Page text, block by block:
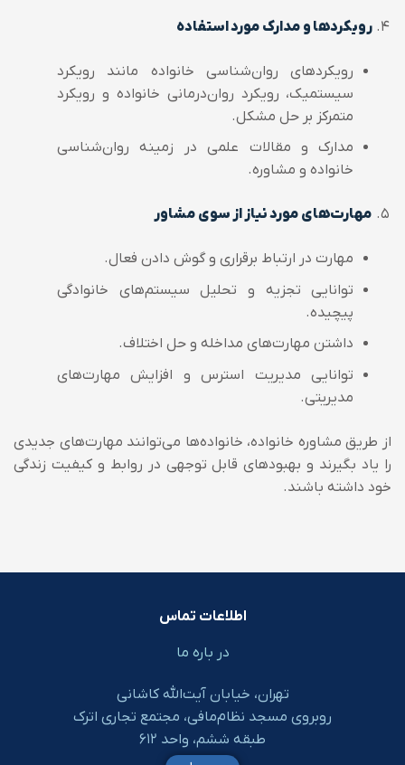
رویکردها و مدارک مورد استفاده
رویکردهای روان‌شناسی خانواده مانند رویکرد
سیستمیک، رویکرد روان‌درمانی خانواده و رویکرد
متمرکز بر حل مشکل.
مدارک و مقالات علمی در زمینه روان‌شناسی
خانواده و مشاوره.
مهارت‌های مورد نیاز از سوی مشاور
مهارت در ارتباط برقراری و گوش دادن فعال.
توانایی تجزیه و تحلیل سیستم‌های خانوادگی
پیچیده.
داشتن مهارت‌های مداخله و حل اختلاف.
توانایی مدیریت استرس و افزایش مهارت‌های
مدیریتی.
از طریق مشاوره خانواده، خانواده‌ها می‌توانند مهارت‌های جدیدی
را یاد بگیرند و بهبود‌های قابل توجهی در روابط و کیفیت زندگی
خود داشته باشند.
اطلاعات تماس
در باره ما
تهران، خیابان آیت‌الله کاشانی
روبروی مسجد نظام‌مافی، مجتمع تجاری اترک
طبقه ششم، واحد ۶۱۲